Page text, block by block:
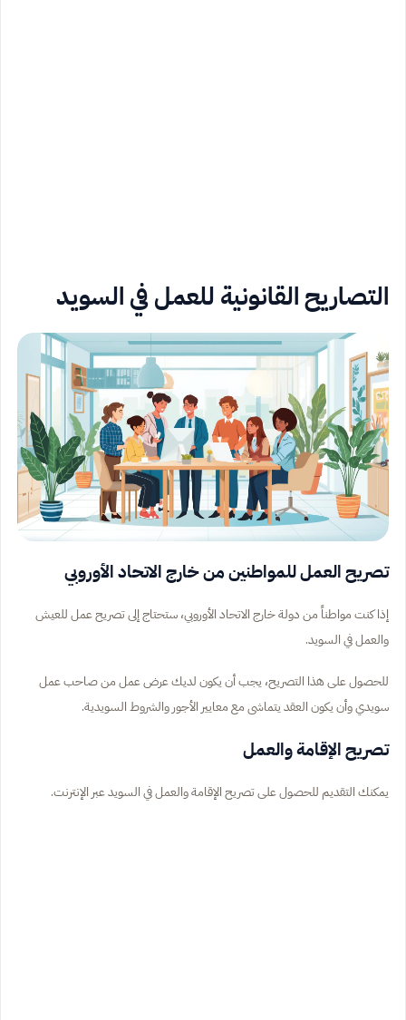
التصاريح القانونية للعمل في السويد
تصريح العمل للمواطنين من خارج الاتحاد الأوروبي
إذا كنت مواطناً من دولة خارج الاتحاد الأوروبي، ستحتاج إلى تصريح عمل للعيش
والعمل في السويد.
للحصول على هذا التصريح، يجب أن يكون لديك عرض عمل من صاحب عمل
سويدي وأن يكون العقد يتماشى مع معايير الأجور والشروط السويدية.
تصريح الإقامة والعمل
يمكنك التقديم للحصول على تصريح الإقامة والعمل في السويد عبر الإنترنت.